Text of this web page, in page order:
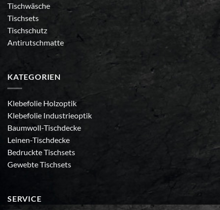
Tischwäsche
Tischsets
Tischschutz
Antirutschmatte
KATEGORIEN
Klebefolie Holzoptik
Klebefolie Industrieoptik
Baumwoll-Tischdecke
Leinen-Tischdecke
Bedruckte Tischsets
Gewebte Tischsets
SERVICE